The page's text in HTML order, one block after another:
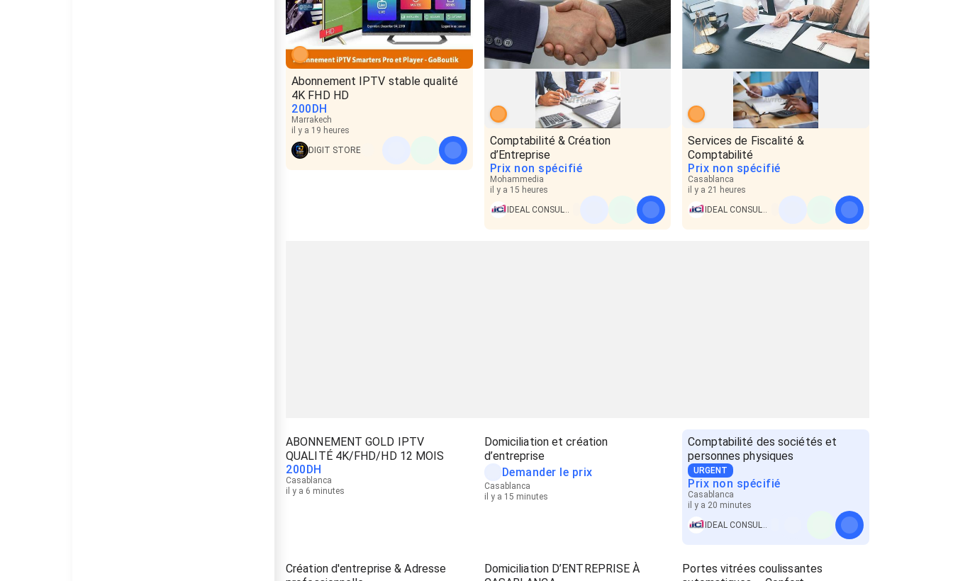
Abonnement IPTV stable qualité
4K FHD HD
200DH
Marrakech
il y a 19 heures
DIGIT STORE
Comptabilité & Création
d’Entreprise
Prix non spécifié
Mohammedia
il y a 15 heures
Services de Fiscalité &
Comptabilité
Prix non spécifié
Casablanca
il y a 21 heures
ABONNEMENT GOLD IPTV
QUALITÉ 4K/FHD/HD 12 MOIS
200DH
Casablanca
il y a 6 minutes
Domiciliation et création
d’entreprise
Demander le prix
Casablanca
il y a 15 minutes
Comptabilité des sociétés et
personnes physiques
URGENT
Prix non spécifié
Casablanca
il y a 20 minutes
Création d'entreprise & Adresse
Domiciliation D’ENTREPRISE À
Portes vitrées coulissantes